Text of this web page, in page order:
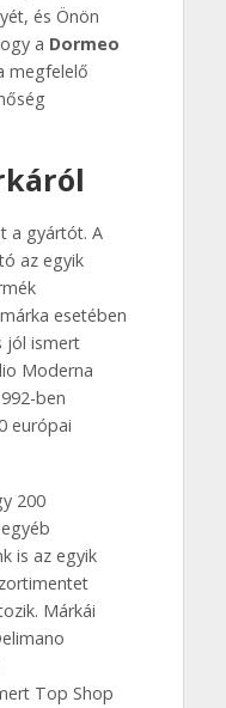
és Önön
a Dormeo
megfelelő
a gyártót. A
az egyik
esetében
jól ismert
Moderna
ben
európai
200
is az egyik
Márkái
Top Shop